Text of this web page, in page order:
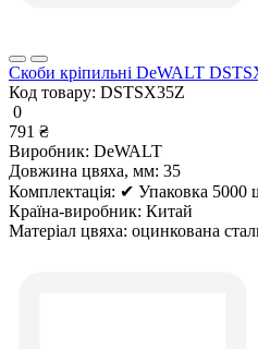
Скоби кріпильні DeWALT
Код товару: DSTSX35Z
0
791 ₴
Виробник: DeWALT
Довжина цвяха, мм: 35
Комплектація: ✔ Упаковка 5000
Країна-виробник: Китай
Матеріал цвяха: оцинкована